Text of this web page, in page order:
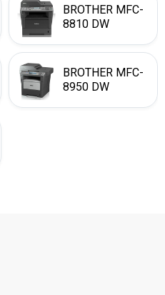
BROTHER MFC-
8810 DW
BROTHER MFC-
8950 DW